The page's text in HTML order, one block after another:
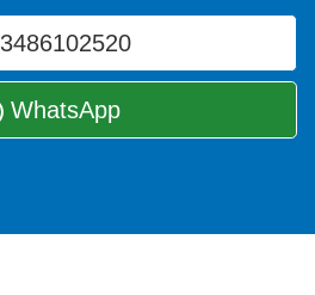
3486102520
WhatsApp